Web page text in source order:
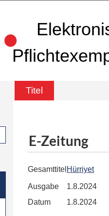
Titel
E-Zeitung
Gesamttitel Hürriyet
Ausgabe
1.8.2024
Datum
1.8.2024